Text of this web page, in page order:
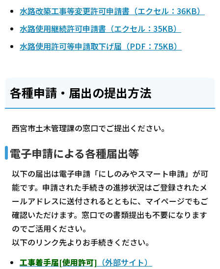
水路改築工事等変更許可申請書（エクセル：36KB）
水路使用継続許可申請書（エクセル：35KB）
水路使用許可等申請取下げ届（PDF：75KB）
各種申請・届出の提出方法
西宮市土木管理課の窓口でご提出ください。
電子申請による各種届出等
以下の届出は電子申請「にしのみやスマート申請」が可
能です。申請された手続きの進捗状況はご登録されたメ
ールアドレスに送付されるとともに、マイページでもご
確認いただけます。窓口での書類提出も不要になります
のでご活用ください。
以下のリンク先よりお手続きください。
工事着手届[使用許可] （外部サイト）